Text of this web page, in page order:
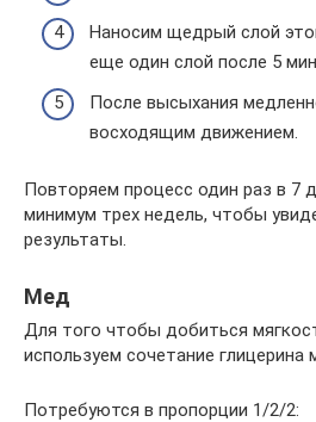
Наносим щедрый слой
еще один слой после 5
После высыхания
восходящим движением.
Повторяем процесс один раз в 7
минимум трех недель, чтобы
результаты.
Мед
Для того чтобы добиться
используем сочетание глицерина
Потребуются в пропорции 1/2/2: